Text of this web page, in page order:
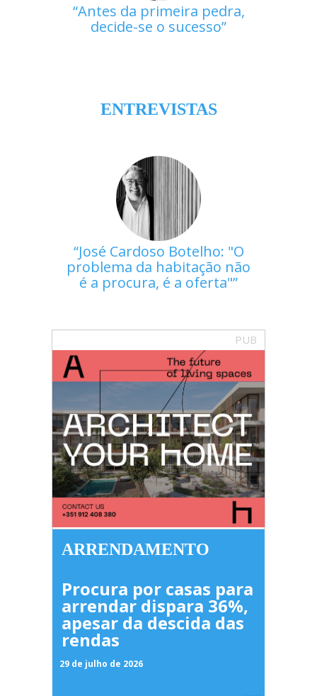
Antes da primeira pedra,
decide-se o sucesso
ENTREVISTAS
José Cardoso Botelho: "O
problema da habitação não
é a procura, é a oferta"
PUB
ARRENDAMENTO
Procura por casas para
arrendar dispara 36%,
apesar da descida das
rendas
29 de julho de 2026